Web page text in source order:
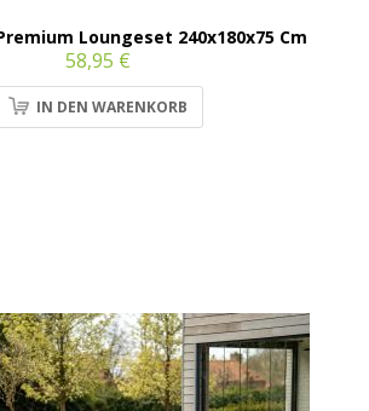
Loungeset 240x180x75 Cm
58,95 €
IN DEN WARENKORB